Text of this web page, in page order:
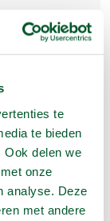
te
te bieden
Ook delen we
onze
analyse. Deze
met andere
Ideaal voor